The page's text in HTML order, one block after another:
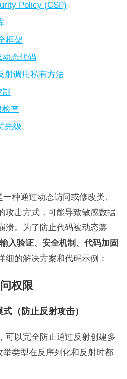
Policy (CSP)
框架
动态代码
射调用私有方法
检查
先级
种通过动态访问或修改类、
攻击方式，可能导致敏感数据
溃。为了防止代码被动态篡
入验证、安全机制、代码加固
细的解决方案和代码示例：
权限
（防止反射攻击）
可以完全防止通过反射创建多
类型在反序列化和反射时都